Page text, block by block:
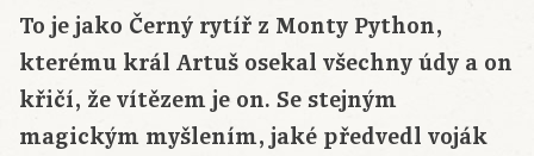
To je jako Černý rytíř z Monty Python,
kterému král Artuš osekal všechny údy a on
křičí, že vítězem je on. Se stejným
magickým myšlením, jaké předvedl voják